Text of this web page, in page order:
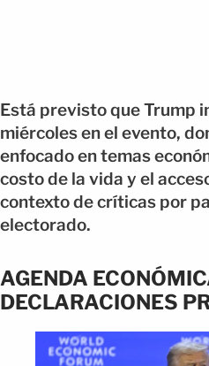
Está previsto que Trump
miércoles en el evento,
enfocado en temas
costo de la vida y el
contexto de críticas por
electorado.
AGENDA
DECLARACIONES